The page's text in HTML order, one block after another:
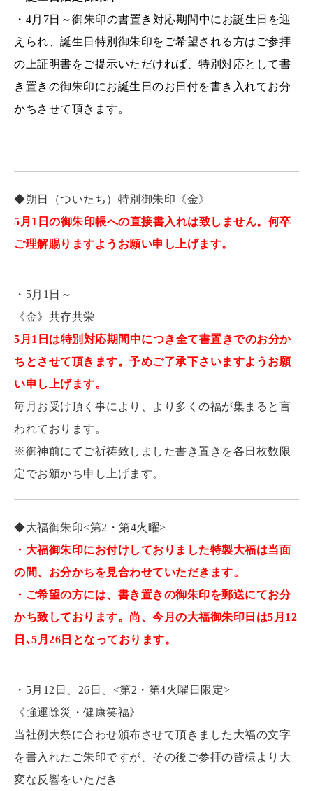
・4月7日～御朱印の書置き対応期間中にお誕生日を迎
えられ、誕生日特別御朱印をご希望される方はご参拝
の上証明書をご提示いただければ、特別対応として書
き置きの御朱印にお誕生日のお日付を書き入れてお分
かちさせて頂きます。
◆朔日（ついたち）特別御朱印《金》
5月1日の御朱印帳への直接書入れは致しません。何卒
ご理解賜りますようお願い申し上げます。
・5月1日～
《金》共存共栄
5月1日は特別対応期間中につき全て書置きでのお分か
ちとさせて頂きます。予めご了承下さいますようお願
い申し上げます。
毎月お受け頂く事により、より多くの福が集まると言
われております。
※御神前にてご祈祷致しました書き置きを各日枚数限
定でお頒かち申し上げます。
◆大福御朱印<第2・第4火曜>
・大福御朱印にお付けしておりました特製大福は当面
の間、お分かちを見合わせていただきます。
・ご希望の方には、書き置きの御朱印を郵送にてお分
かち致しております。尚、今月の大福御朱印日は5月12
日､5月26日となっております。
・5月12日、26日、<第2・第4火曜日限定>
《強運除災・健康笑福》
当社例大祭に合わせ頒布させて頂きました大福の文字
を書入れたご朱印ですが、その後ご参拝の皆様より大
変な反響をいただき